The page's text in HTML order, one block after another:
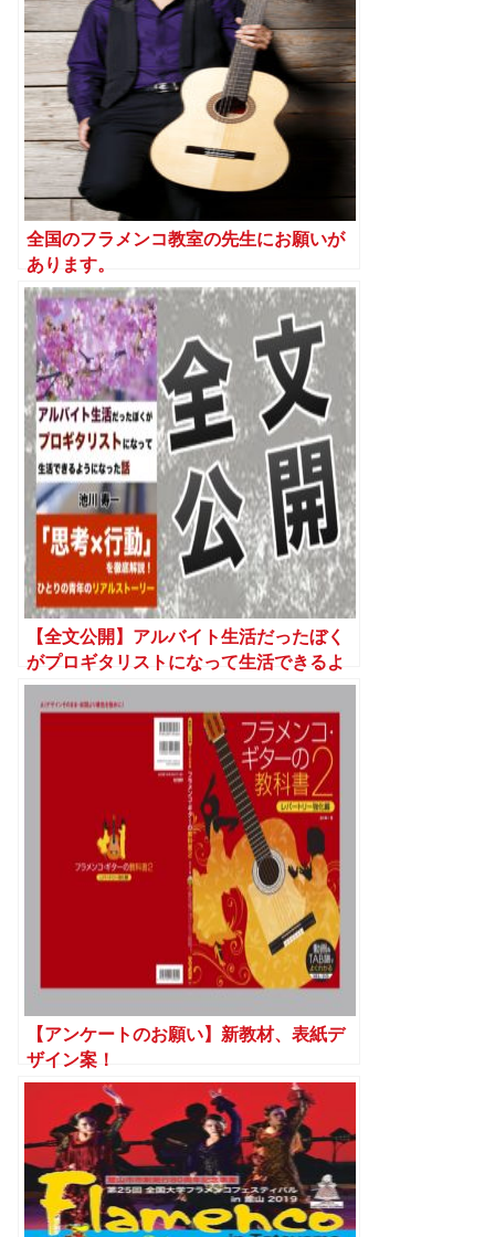
全国のフラメンコ教室の先生にお願いが
あります。
【全文公開】アルバイト生活だったぼく
がプロギタリストになって生活できるよ
うになった話
【アンケートのお願い】新教材、表紙デ
ザイン案！